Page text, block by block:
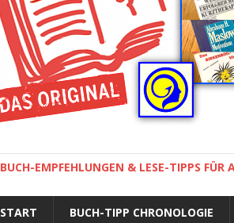
BUCH-EMPFEHLUNGEN & LESE-TIPPS
START BUCH-TIPP CHRONOLOGIE